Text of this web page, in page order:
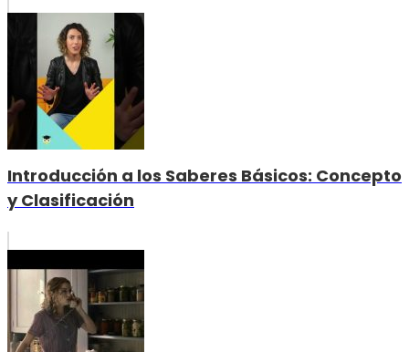
Introducción a los Saberes Básicos: Concepto
y Clasificación